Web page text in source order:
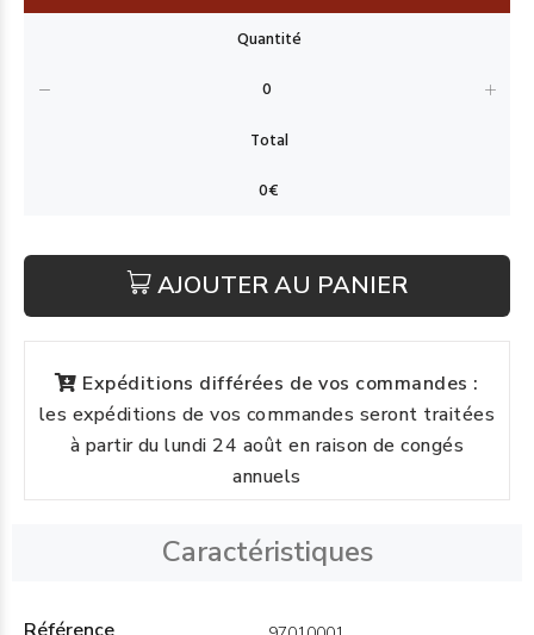
AJOUTER AU PANIER
Expéditions différées de vos commandes :
les expéditions de vos commandes seront traitées
à partir du lundi 24 août en raison de congés
annuels
Caractéristiques